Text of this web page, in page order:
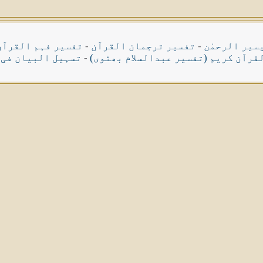
الرحمٰن - تفسیر ترجمان القرآن - تفسیر فہم
کریم (تفسیر عبدالسلام بھٹوی) - تسہیل البیان